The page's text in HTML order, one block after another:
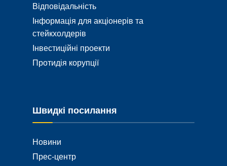
Відповідальність
Інформація для акціонерів та
стейкхолдерів
Інвестиційні проекти
Протидія корупції
Швидкі посилання
Новини
Прес-центр